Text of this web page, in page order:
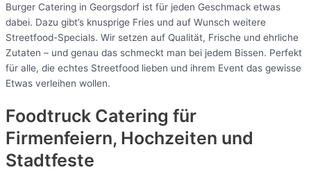
Burger Catering in Georgsdorf ist für jeden Geschmack etwas
dabei. Dazu gibt’s knusprige Fries und auf Wunsch weitere
Streetfood-Specials. Wir setzen auf Qualität, Frische und ehrliche
Zutaten – und genau das schmeckt man bei jedem Bissen. Perfekt
für alle, die echtes Streetfood lieben und ihrem Event das gewisse
Etwas verleihen wollen.
Foodtruck Catering für
Firmenfeiern, Hochzeiten und
Stadtfeste